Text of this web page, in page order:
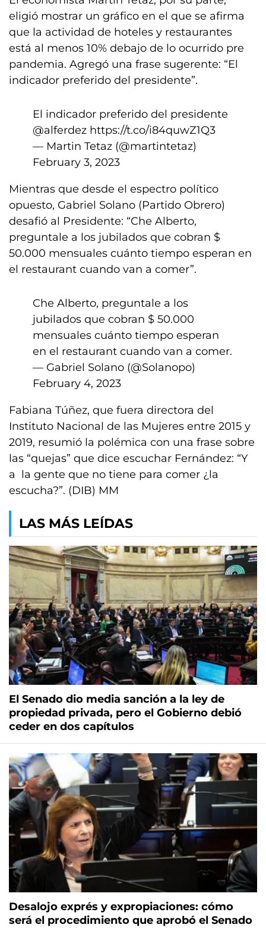
eligió mostrar un gráfico en el que se afirma
que la actividad de hoteles y restaurantes
está al menos 10% debajo de lo ocurrido pre
pandemia. Agregó una frase sugerente: “El
indicador preferido del presidente”.
El indicador preferido del presidente
@alferdez https://t.co/i84quwZ1Q3
— Martin Tetaz (@martintetaz)
February 3, 2023
Mientras que desde el espectro político
opuesto, Gabriel Solano (Partido Obrero)
desafió al Presidente: “Che Alberto,
preguntale a los jubilados que cobran $
50.000 mensuales cuánto tiempo esperan en
el restaurant cuando van a comer”.
Che Alberto, preguntale a los
jubilados que cobran $ 50.000
mensuales cuánto tiempo esperan
en el restaurant cuando van a comer.
— Gabriel Solano (@Solanopo)
February 4, 2023
Fabiana Túñez, que fuera directora del
Instituto Nacional de las Mujeres entre 2015 y
2019, resumió la polémica con una frase sobre
las “quejas” que dice escuchar Fernández: “Y
a la gente que no tiene para comer ¿la
escucha?”. (DIB) MM
LAS MÁS LEÍDAS
El Senado dio media sanción a la ley de
propiedad privada, pero el Gobierno debió
ceder en dos capítulos
Desalojo exprés y expropiaciones: cómo
será el procedimiento que aprobó el Senado